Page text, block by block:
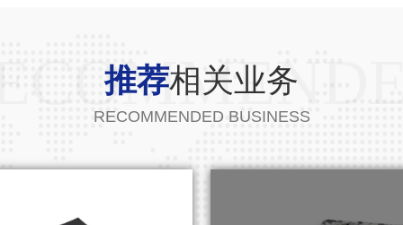
推荐相关业务
RECOMMENDED BUSINESS